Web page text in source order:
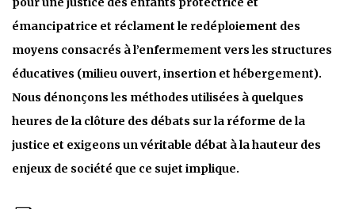
émancipatrice et réclament le redéploiement des
moyens consacrés à l’enfermement vers les structures
éducatives (milieu ouvert, insertion et hébergement).
Nous dénonçons les méthodes utilisées à quelques
heures de la clôture des débats sur la réforme de la
justice et exigeons un véritable débat à la hauteur des
enjeux de société que ce sujet implique.